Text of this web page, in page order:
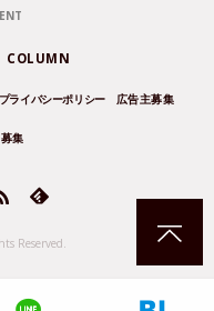
COLUMN
プライバシーポリシー 広告主募集
集
Reserved.